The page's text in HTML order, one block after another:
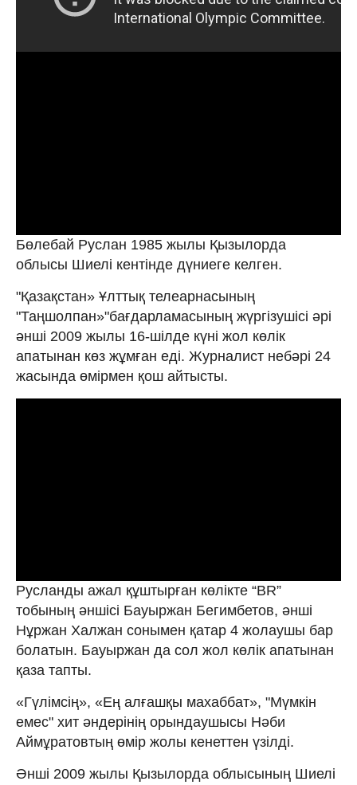
Бөлебай Руслан 1985 жылы Қызылорда
облысы Шиелі кентінде дүниеге келген.
"Қазақстан» Ұлттық телеарнасының
"Таңшолпан»"бағдарламасының жүргізушісі әрі
әнші 2009 жылы 16-шілде күні жол көлік
апатынан көз жұмған еді. Журналист небәрі 24
жасында өмірмен қош айтысты.
Русланды ажал құштырған көлікте “BR”
тобының әншісі Бауыржан Бегимбетов, әнші
Нұржан Халжан сонымен қатар 4 жолаушы бар
болатын. Бауыржан да сол жол көлік апатынан
қаза тапты.
«Гүлімсің», «Ең алғашқы махаббат», "Мүмкін
емес" хит әндерінің орындаушысы Нәби
Аймұратовтың өмір жолы кенеттен үзілді.
Әнші 2009 жылы Қызылорда облысының Шиелі